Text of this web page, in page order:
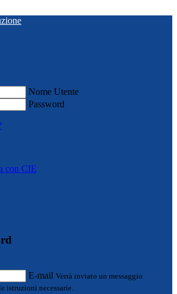
Nome Utente
Password
con CIE
E-mail Verrà inviato un messaggio
istruzioni necessarie.